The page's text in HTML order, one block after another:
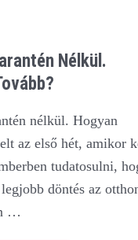
Nélkül.
nélkül. Hogyan
az első hét, amikor
tudatosulni,
döntés az
…